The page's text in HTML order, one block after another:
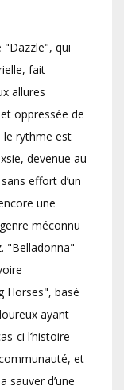
"Dazzle", qui
fait
allures
oppressée de
le rythme est
devenue au
effort d’un
une
méconnu
"Belladonna"
Horses", basé
ayant
ci l’histoire
et
sauver d’une